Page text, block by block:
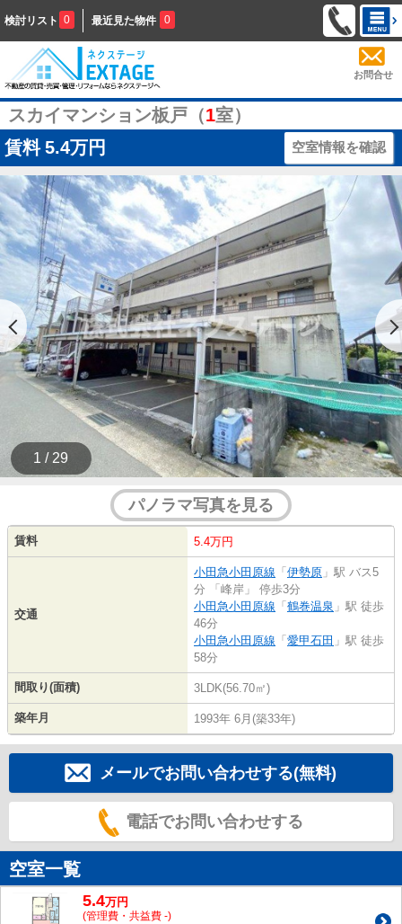
検討リスト 0 最近見た物件 0
お問合せ
スカイマンション板戸（1室）
賃料 5.4万円 空室情報を確認
1 / 29
パノラマ写真を見る
賃料 5.4万円
交通
小田急小田原線 「 伊勢原 」駅 バス5
分 「峰岸」 停歩3分
小田急小田原線 「 鶴巻温泉 」駅 徒歩
46分
小田急小田原線 「 愛甲石田 」駅 徒歩
58分
間取り(面積) 3LDK(56.70㎡)
築年月 1993年 6月(築33年)
メールでお問い合わせする(無料)
電話でお問い合わせする
空室一覧
5.4万円
(管理費・共益費 -)